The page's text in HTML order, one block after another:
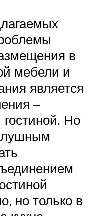
в
мебели и
является
–
Но
но только в